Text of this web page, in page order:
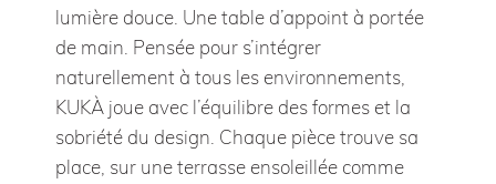
lumière douce. Une table d’appoint à portée
de main. Pensée pour s’intégrer
naturellement à tous les environnements,
KUKÀ joue avec l’équilibre des formes et la
sobriété du design. Chaque pièce trouve sa
place, sur une terrasse ensoleillée comme